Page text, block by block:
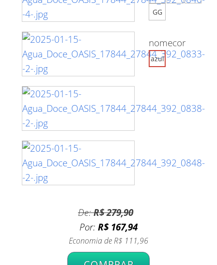
De:R$ 279,90
Por: R$ 167,94
Economia de R$ 111,96
GG
nomecor
azul